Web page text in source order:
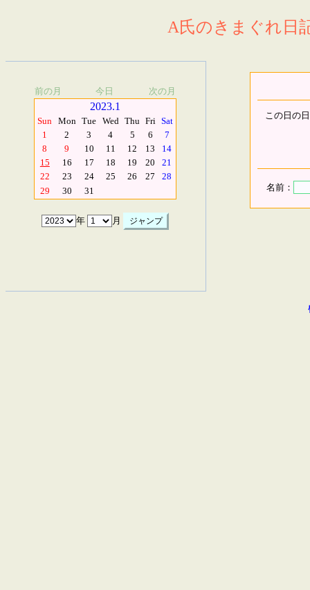
A氏のきまぐれ日
前の月 今日 次の月
2023.1
Sun Mon Tue Wed Thu Fri Sat
1
2 3 4 5 6
7
8
9 10 11 12 13
14
15
16 17 18 19 20
21
22
23 24 25 26 27
28
29
30 31
年 月
この日の
名前：